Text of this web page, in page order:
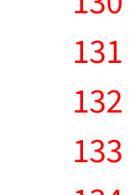
131
132
133